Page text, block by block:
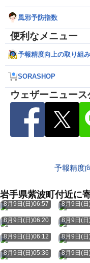
風邪予防指数
便利なメニュー
予報精度向上の取り組み
SORASHOP
ウェザーニュー
予報精度
岩手県紫波町付近に
8月9日(日)06:57 8月9日(
8月9日(日)06:20 8月9日(
8月9日(日)06:12 8月9日(
8月9日(日)05:36 8月9日(